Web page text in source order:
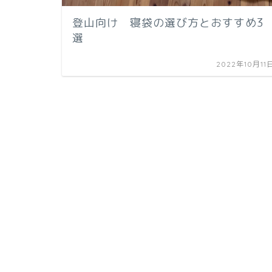
登山向け 寝袋の選び方とおすすめ3
選
2022年10月11